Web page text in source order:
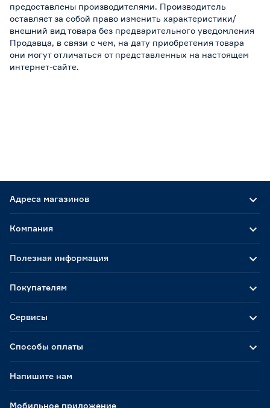
предоставлены производителями. Производитель
оставляет за собой право изменить характеристики/
внешний вид товара без предварительного уведомления
Продавца, в связи с чем, на дату приобретения товара
они могут отличаться от представленных на настоящем
интернет-сайте.
Адреса магазинов
Способы оплаты
Мобильное приложение
Компания
Полезная информация
Покупателям
Сервисы
Напишите нам